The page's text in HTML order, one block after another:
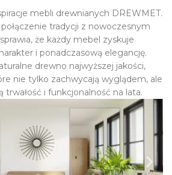
mebli drewnianych DREWMET.
tradycji z nowoczesnym
że każdy mebel zyskuje
i ponadczasową elegancję.
drewno najwyższej jakości,
nie tylko zachwycają wyglądem, ale
trwałość i funkcjonalność na lata.